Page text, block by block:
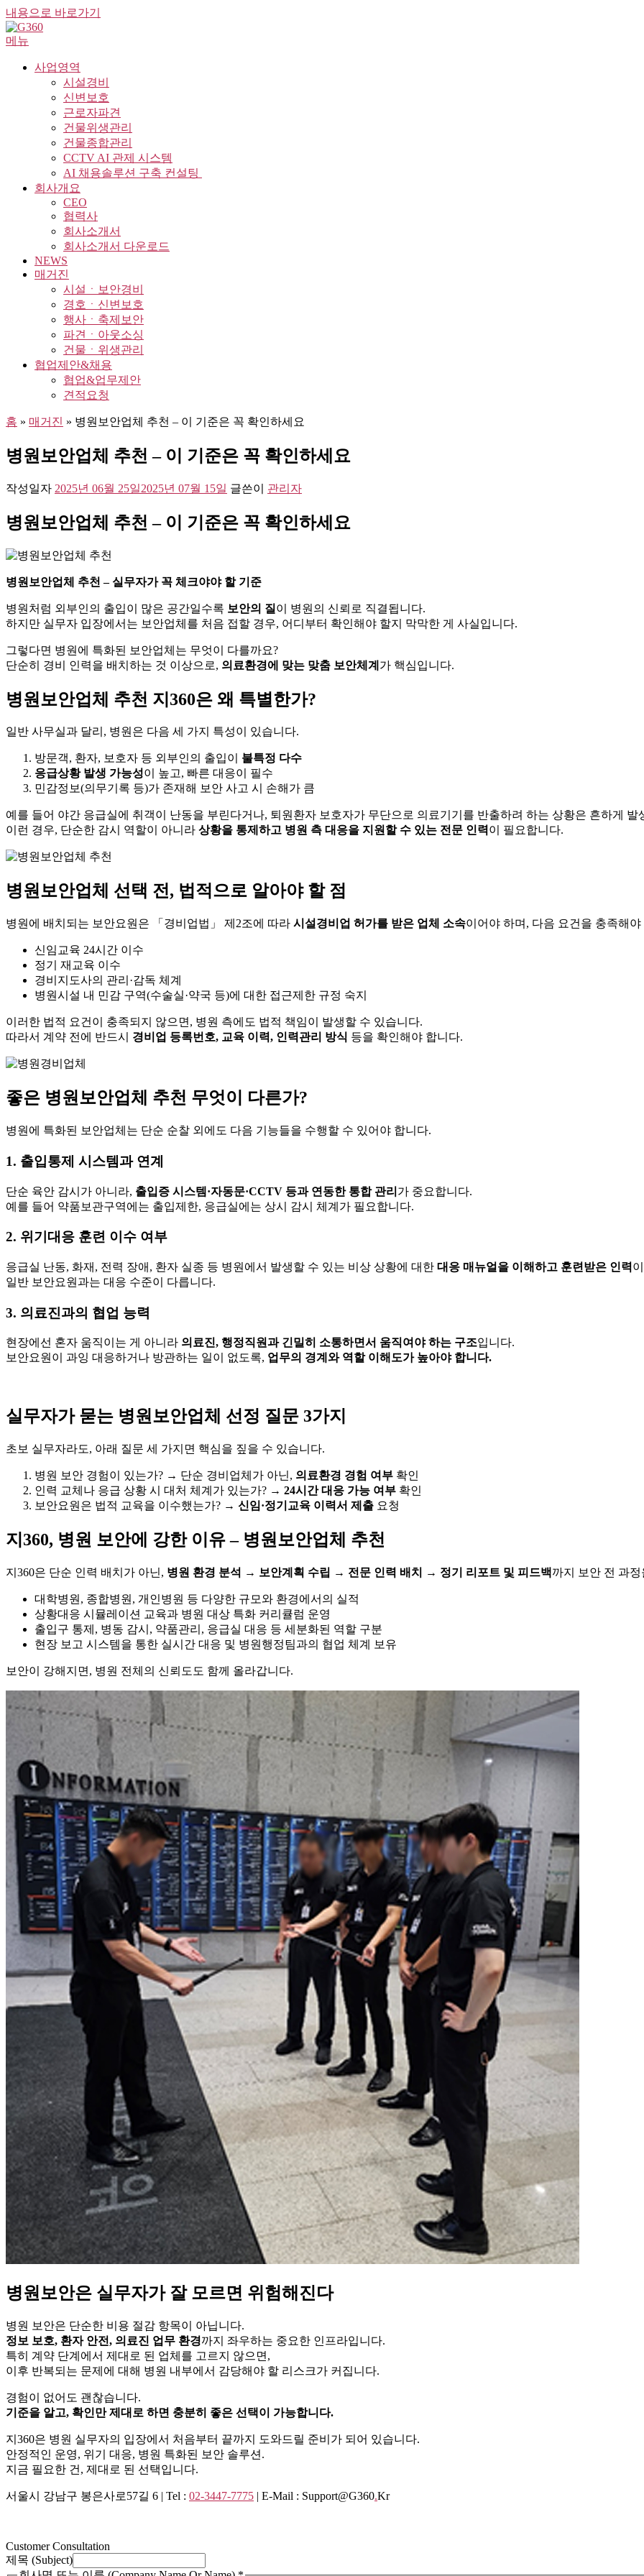
내용으로 바로가기
메뉴
사업영역
시설경비
신변보호
근로자파견
건물위생관리
건물종합관리
CCTV AI 관제 시스템
AI 채용솔루션 구축 컨설팅 ​
회사개요
CEO
협력사
회사소개서
회사소개서 다운로드
NEWS
매거진
시설ㆍ보안경비
경호ㆍ신변보호
행사ㆍ축제보안
파견ㆍ아웃소싱
건물ㆍ위생관리
협업제안&채용
협업&업무제안
견적요청
홈 » 매거진 » 병원보안업체 추천 – 이 기준은 꼭 확인하세요
병원보안업체 추천 – 이 기준은 꼭 확인하세요
작성일자 2025년 06월 25일2025년 07월 15일 글쓴이 관리자
병원보안업체 추천 – 이 기준은 꼭 확인하세요
병원보안업체 추천 – 실무자가 꼭 체크야야 할 기준
병원처럼 외부인의 출입이 많은 공간일수록 보안의 질 이 병원의 신뢰로 직결됩니다.
하지만 실무자 입장에서는 보안업체를 처음 접할 경우, 어디부터 확인해야 할지 막막한 게 사실입니다.
그렇다면 병원에 특화된 보안업체는 무엇이 다를까요?
단순히 경비 인력을 배치하는 것 이상으로, 의료환경에 맞는 맞춤 보안체계 가 핵심입니다.
병원보안업체 추천 지360은 왜 특별한가?
일반 사무실과 달리, 병원은 다음 세 가지 특성이 있습니다.
방문객, 환자, 보호자 등 외부인의 출입이 불특정 다수
응급상황 발생 가능성이 높고, 빠른 대응이 필수
민감정보(의무기록 등)가 존재해 보안 사고 시 손해가 큼
예를 들어 야간 응급실에 취객이 난동을 부린다거나, 퇴원환자 보호자가 무단으로 의료기기를 반출하려 하는 상황은 흔하게 발
이런 경우, 단순한 감시 역할이 아니라 상황을 통제하고 병원 측 대응을 지원할 수 있는 전문 인력이 필요합니다.
병원보안업체 선택 전, 법적으로 알아야 할 점
병원에 배치되는 보안요원은 「경비업법」 제2조에 따라 시설경비업 허가를 받은 업체 소속이어야 하며, 다음 요건을 충족해야
신임교육 24시간 이수
정기 재교육 이수
경비지도사의 관리·감독 체계
병원시설 내 민감 구역(수술실·약국 등)에 대한 접근제한 규정 숙지
이러한 법적 요건이 충족되지 않으면, 병원 측에도 법적 책임이 발생할 수 있습니다.
따라서 계약 전에 반드시 경비업 등록번호, 교육 이력, 인력관리 방식 등을 확인해야 합니다.
좋은 병원보안업체 추천 무엇이 다른가?
병원에 특화된 보안업체는 단순 순찰 외에도 다음 기능들을 수행할 수 있어야 합니다.
1. 출입통제 시스템과 연계
단순 육안 감시가 아니라, 출입증 시스템·자동문·CCTV 등과 연동한 통합 관리 가 중요합니다.
예를 들어 약품보관구역에는 출입제한, 응급실에는 상시 감시 체계가 필요합니다.
2. 위기대응 훈련 이수 여부
응급실 난동, 화재, 전력 장애, 환자 실종 등 병원에서 발생할 수 있는 비상 상황에 대한 대응 매뉴얼을 이해하고 훈련받은 인력
일반 보안요원과는 대응 수준이 다릅니다.
3. 의료진과의 협업 능력
현장에선 혼자 움직이는 게 아니라 의료진, 행정직원과 긴밀히 소통하면서 움직여야 하는 구조입니다.
보안요원이 과잉 대응하거나 방관하는 일이 없도록, 업무의 경계와 역할 이해도가 높아야 합니다.
실무자가 묻는 병원보안업체 선정 질문 3가지
초보 실무자라도, 아래 질문 세 가지면 핵심을 짚을 수 있습니다.
병원 보안 경험이 있는가? → 단순 경비업체가 아닌, 의료환경 경험 여부 확인
인력 교체나 응급 상황 시 대처 체계가 있는가? → 24시간 대응 가능 여부 확인
보안요원은 법적 교육을 이수했는가? → 신임·정기교육 이력서 제출 요청
지360, 병원 보안에 강한 이유 – 병원보안업체 추천
지360은 단순 인력 배치가 아닌, 병원 환경 분석 → 보안계획 수립 → 전문 인력 배치 → 정기 리포트 및 피드백까지 보안 전 과
대학병원, 종합병원, 개인병원 등 다양한 규모와 환경에서의 실적
상황대응 시뮬레이션 교육과 병원 대상 특화 커리큘럼 운영
출입구 통제, 병동 감시, 약품관리, 응급실 대응 등 세분화된 역할 구분
현장 보고 시스템을 통한 실시간 대응 및 병원행정팀과의 협업 체계 보유
보안이 강해지면, 병원 전체의 신뢰도도 함께 올라갑니다.
병원보안은 실무자가 잘 모르면 위험해진다
병원 보안은 단순한 비용 절감 항목이 아닙니다.
정보 보호, 환자 안전, 의료진 업무 환경까지 좌우하는 중요한 인프라입니다.
특히 계약 단계에서 제대로 된 업체를 고르지 않으면,
이후 반복되는 문제에 대해 병원 내부에서 감당해야 할 리스크가 커집니다.
경험이 없어도 괜찮습니다.
기준을 알고, 확인만 제대로 하면 충분히 좋은 선택이 가능합니다.
지360은 병원 실무자의 입장에서 처음부터 끝까지 도와드릴 준비가 되어 있습니다.
안정적인 운영, 위기 대응, 병원 특화된 보안 솔루션.
지금 필요한 건, 제대로 된 선택입니다.
서울시 강남구 봉은사로57길 6 | Tel : 02-3447-7775 | E-Mail : Support@g360.Kr
Customer Consultation
(Subject)
제
제목 (Subject)